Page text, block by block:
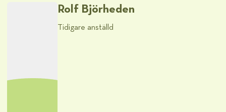
Rolf Björheden
Tidigare anställd